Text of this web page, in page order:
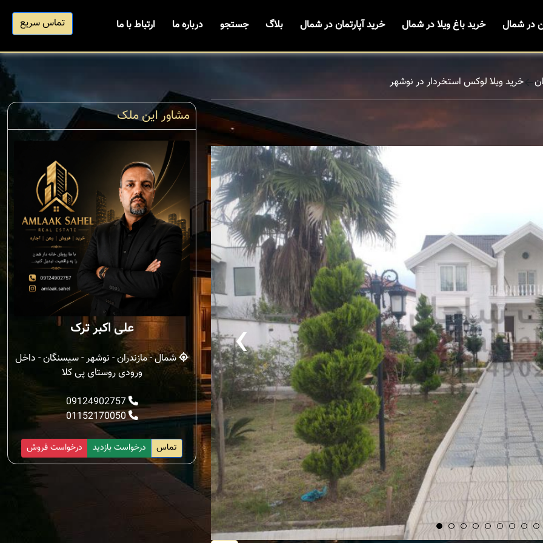
در شمال خرید باغ ویلا در شمال خرید آپارتمان در شمال بلاگ جستجو درباره ما ارتباط با ما تماس سریع
خرید ویلا لوکس استخردار در نوشهر
‹
مشاور این ملک
علی اکبر ترک
شمال - مازندران - نوشهر - سیسنگان - داخل
ورودی روستای پی کلا
09124902757
01152170050
درخواست فروش درخواست بازدید تماس